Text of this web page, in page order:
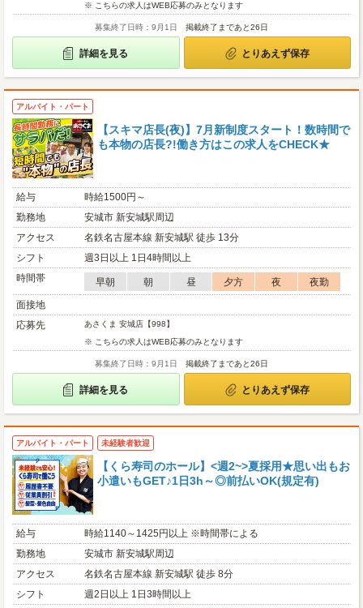
※ こちらの求人はWEB応募のみとなります
募集終了日時：9月1日 掲載終了まであと26日
詳細を見る とりあえず保存
アルバイト・パート
【スキマ店長(夜)】7月新制度スタート！数時間で
も本物の店長?!働き方はこの求人をCHECK★
給与
時給1500円～
勤務地
安城市 新安城駅周辺
アクセス
名鉄名古屋本線 新安城駅 徒歩 13分
シフト
週3日以上 1日4時間以上
時間帯
早朝 朝 昼 夕方 夜
夜勤
面接地
応募先
あさくま 安城店【998】
※ こちらの求人はWEB応募のみとなります
募集終了日時：9月1日 掲載終了まであと26日
詳細を見る とりあえず保存
アルバイト・パート 未経験者歓迎
【くら寿司のホール】<週2~>夏採用★思い出もお
小遣いもGET♪1日3h～◎前払いOK(規定有)
給与
時給1140～1425円以上 ※時間帯による
勤務地
安城市 新安城駅周辺
アクセス
名鉄名古屋本線 新安城駅 徒歩 8分
シフト
週2日以上 1日3時間以上